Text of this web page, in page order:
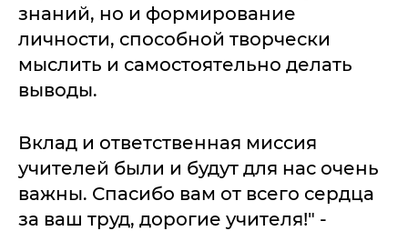
знаний, но и формирование
личности, способной творчески
мыслить и самостоятельно делать
выводы.
Вклад и ответственная миссия
учителей были и будут для нас очень
важны. Спасибо вам от всего сердца
за ваш труд, дорогие учителя!" -